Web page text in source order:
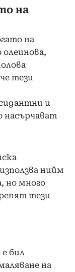
на
на
тези
и
насърчават
нийм
но много
тези
бил
на